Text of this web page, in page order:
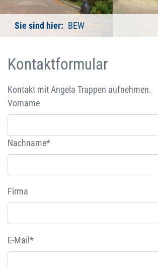
Sie sind hier: BEW
Kontaktformular
Kontakt mit Angela Trappen aufnehmen.
Vorname
Nachname*
Firma
E-Mail*